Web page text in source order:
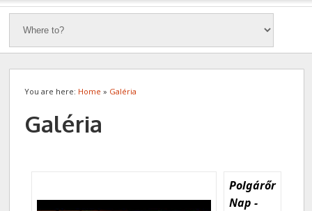
You are here: Home » Galéria
Galéria
Polgárőr
Nap -